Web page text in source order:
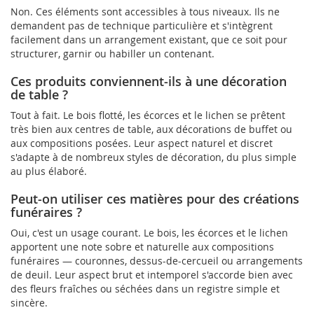
Non. Ces éléments sont accessibles à tous niveaux. Ils ne
demandent pas de technique particulière et s'intègrent
facilement dans un arrangement existant, que ce soit pour
structurer, garnir ou habiller un contenant.
Ces produits conviennent-ils à une décoration
de table ?
Tout à fait. Le bois flotté, les écorces et le lichen se prêtent
très bien aux centres de table, aux décorations de buffet ou
aux compositions posées. Leur aspect naturel et discret
s'adapte à de nombreux styles de décoration, du plus simple
au plus élaboré.
Peut-on utiliser ces matières pour des créations
funéraires ?
Oui, c'est un usage courant. Le bois, les écorces et le lichen
apportent une note sobre et naturelle aux compositions
funéraires — couronnes, dessus-de-cercueil ou arrangements
de deuil. Leur aspect brut et intemporel s'accorde bien avec
des fleurs fraîches ou séchées dans un registre simple et
sincère.